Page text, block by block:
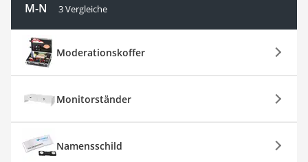
M-N 3 Vergleiche
Moderationskoffer
Monitorständer
Namensschild